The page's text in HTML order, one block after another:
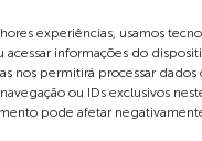
experiências, usamos
acessar informações do
nos permitirá processar dados
ou IDs exclusivos
pode afetar